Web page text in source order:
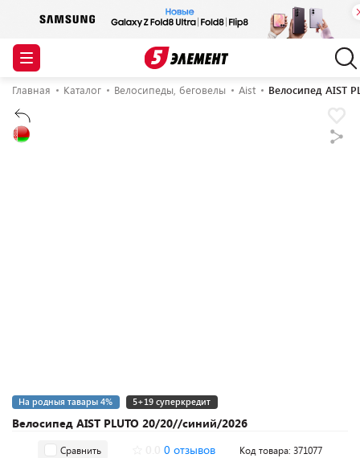
Главная Каталог Велосипеды, беговелы Aist Велосипед AIST
Велосипед AIST PLUTO 20/20//синий/2026
На родныя тавары 4% 5+19 суперкредит
Сравнить 0 отзывов Код товара: 371077